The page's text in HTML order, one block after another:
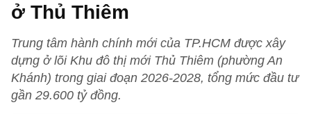
ở Thủ Thiêm
Trung tâm hành chính mới của TP.HCM được xây
dựng ở lõi Khu đô thị mới Thủ Thiêm (phường An
Khánh) trong giai đoạn 2026-2028, tổng mức đầu tư
gần 29.600 tỷ đồng.